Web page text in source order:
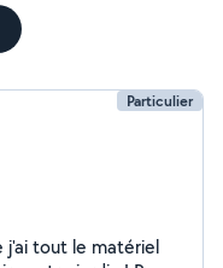
Particulier